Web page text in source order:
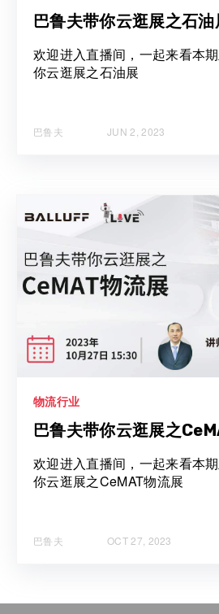
巴鲁夫带你云逛展之石油
欢迎进入直播间，一起来看本
你云逛展之石油展
巴鲁夫 JUN 2, 2023
物流行业
巴鲁夫带你云逛展之
欢迎进入直播间，一起来看本
你云逛展之CeMAT物流展
巴鲁夫 OCT 27, 2023